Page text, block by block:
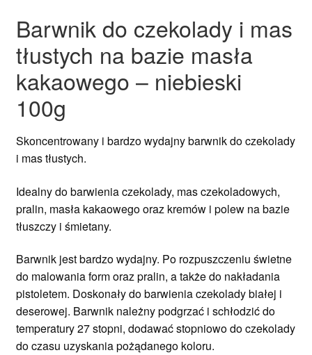
Barwnik do czekolady i mas
tłustych na bazie masła
kakaowego – niebieski
100g
Skoncentrowany i bardzo wydajny barwnik do czekolady
i mas tłustych.
Idealny do barwienia czekolady, mas czekoladowych,
pralin, masła kakaowego oraz kremów i polew na bazie
tłuszczy i śmietany.
Barwnik jest bardzo wydajny. Po rozpuszczeniu świetne
do malowania form oraz pralin, a także do nakładania
pistoletem. Doskonały do barwienia czekolady białej i
deserowej. Barwnik należny podgrzać i schłodzić do
temperatury 27 stopni, dodawać stopniowo do czekolady
do czasu uzyskania pożądanego koloru.